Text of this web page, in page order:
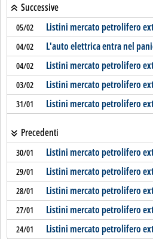
Successive
05/02 Listini mercato petrolifero
04/02 L'auto elettrica entra nel
04/02 Listini mercato petrolifero
03/02 Listini mercato petrolifero
31/01 Listini mercato petrolifero
Precedenti
30/01 Listini mercato petrolifero
29/01 Listini mercato petrolifero
28/01 Listini mercato petrolifero
27/01 Listini mercato petrolifero
24/01 Listini mercato petrolifero